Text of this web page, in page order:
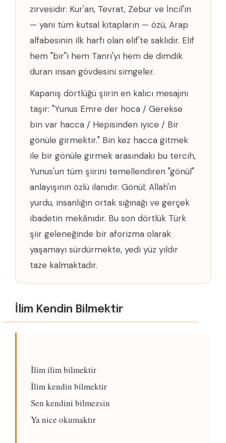
zirvesidir: Kur'an, Tevrat, Zebur ve İncil'in
— yani tüm kutsal kitapların — özü, Arap
alfabesinin ilk harfi olan elif'te saklıdır. Elif
hem "bir"i hem Tanrı'yı hem de dimdik
duran insan gövdesini simgeler.
Kapanış dörtlüğü şiirin en kalıcı mesajını
taşır: "Yunus Emre der hoca / Gerekse
bin var hacca / Hepisinden iyice / Bir
gönüle girmektir." Bin kez hacca gitmek
ile bir gönüle girmek arasındaki bu tercih,
Yunus'un tüm şiirini temellendiren "gönül"
anlayışının özlü ilanıdır. Gönül; Allah'ın
yurdu, insanlığın ortak sığınağı ve gerçek
ibadetin mekânıdır. Bu son dörtlük Türk
şiir geleneğinde bir aforizma olarak
yaşamayı sürdürmekte, yedi yüz yıldır
taze kalmaktadır.
İlim Kendin Bilmektir
İlim ilim bilmektir
İlim kendin bilmektir
Sen kendini bilmezsin
Ya nice okumaktır